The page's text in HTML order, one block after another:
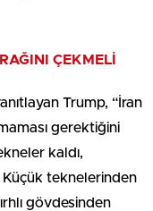
ÇEKMELİ
Trump, “İran
gerektiğini
kaldı,
Küçük teknelerinden
gövdesinden